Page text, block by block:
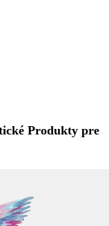
Produkty pre